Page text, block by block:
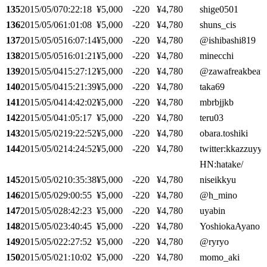
1352015/05/070:22:18 ¥5,000 -220 ¥4,780
shige0501
1362015/05/061:01:08 ¥5,000 -220 ¥4,780
shuns_cis
1372015/05/0516:07:14¥5,000 -220 ¥4,780
@ishibashi819
1382015/05/0516:01:21¥5,000 -220 ¥4,780
minecchi
1392015/05/0415:27:12¥5,000 -220 ¥4,780
@zawafreakbeat
1402015/05/0415:21:39¥5,000 -220 ¥4,780
taka69
1412015/05/0414:42:02¥5,000 -220 ¥4,780
mbrbjjkb
1422015/05/041:05:17 ¥5,000 -220 ¥4,780
teru03
1432015/05/0219:22:52¥5,000 -220 ¥4,780
obara.toshiki
1442015/05/0214:24:52¥5,000 -220 ¥4,780
HN:hatake/
1452015/05/0210:35:38¥5,000 -220 ¥4,780
niseikkyu
1462015/05/029:00:55 ¥5,000 -220 ¥4,780
@h_mino
1472015/05/028:42:23 ¥5,000 -220 ¥4,780
uyabin
1482015/05/023:40:45 ¥5,000 -220 ¥4,780
YoshiokaAyano
1492015/05/022:27:52 ¥5,000 -220 ¥4,780
@ryryo
1502015/05/021:10:02 ¥5,000 -220 ¥4,780
momo_aki